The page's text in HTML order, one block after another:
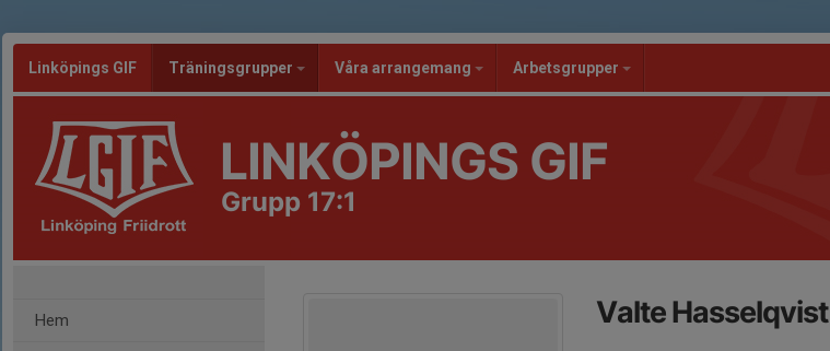
Linköpings GIF Träningsgrupper Våra arrangemang Arbetsgrupper
LINKÖPINGS GIF
Grupp 17:1
Hem Valte Hasselqvist